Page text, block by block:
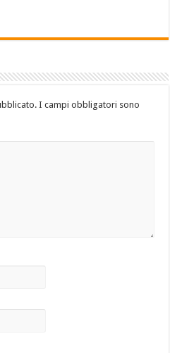
I campi obbligatori sono